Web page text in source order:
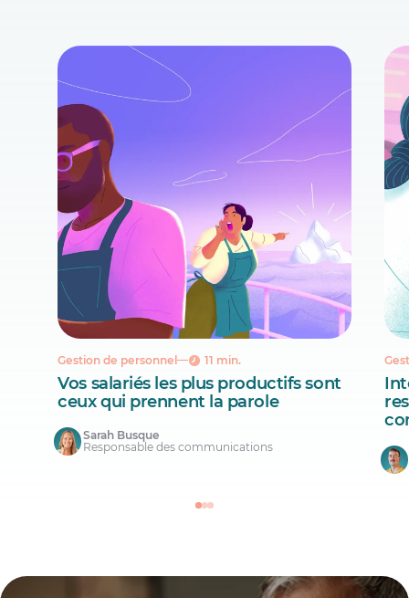
Gestion de personnel 11 min.
Vos salariés les plus productifs sont
ceux qui prennent la parole
Sarah Busque
Responsable des communications